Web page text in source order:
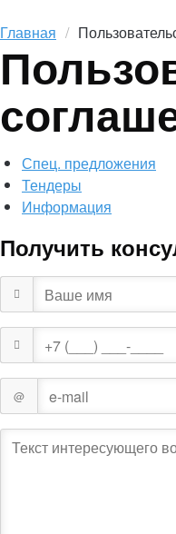
Главная
Спец. предложения
Тендеры
Информация
Получить
@